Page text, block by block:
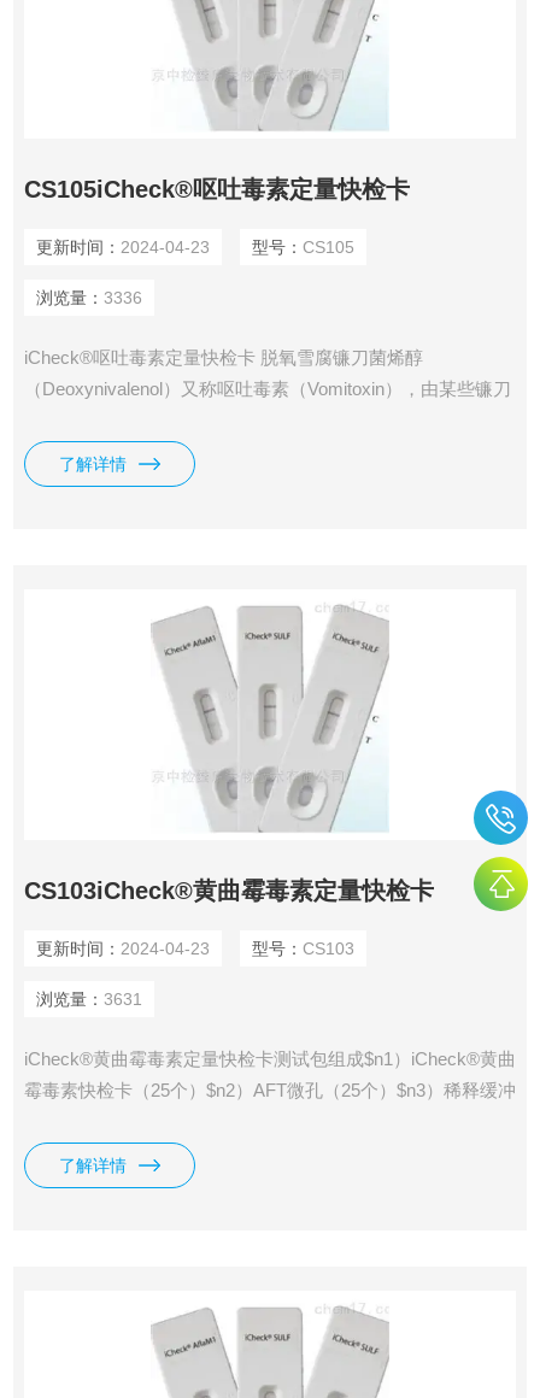
CS105iCheck®呕吐毒素定量快检卡
更新时间： 2024-04-23 型号： CS105
浏览量： 3336
iCheck®呕吐毒素定量快检卡 脱氧雪腐镰刀菌烯醇
（Deoxynivalenol）又称呕吐毒素（Vomitoxin），由某些镰刀
真菌毒素，在早期阶段中，呕吐毒素能导致皮肤刺激、缺乏食
欲、呕吐，在后期，则会引起出血、消化道的坏疽、中枢神经
了解详情
CS103iCheck®黄曲霉毒素定量快检卡
更新时间： 2024-04-23 型号： CS103
浏览量： 3631
iCheck®黄曲霉毒素定量快检卡测试包组成$n1）iCheck®黄曲
霉毒素快检卡（25个）$n2）AFT微孔（25个）$n3）稀释缓冲
Code（2个） 6）操作说明书
了解详情